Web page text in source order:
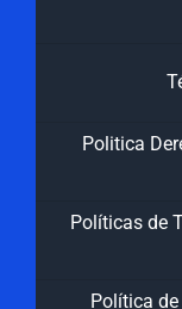
Politica
Políticas de
Política